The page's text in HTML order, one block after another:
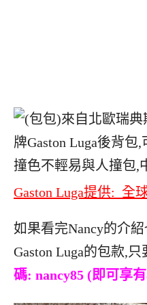
Gaston Luga提供: 全
如果看完Nancy的介
Gaston Luga的包款,只
碼: nancy85 (即可享